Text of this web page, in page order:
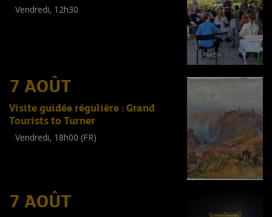
Vendredi, 12h30
7 AOÛT
Visite guidée régulière : Grand
Tourists to Turner
Vendredi, 18h00 (FR)
7 AOÛT